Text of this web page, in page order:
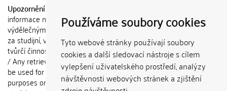
Používáme soubory cookies
Tyto webové stránky používají soubory
cookies a další sledovací nástroje s cílem
vylepšení uživatelského prostředí, analýzy
návštěvnosti webových stránek a zjištění
Upozornění / Notice:
informace nemohou být použity k
výdělečným účelům nebo vydávány
za studijní, vědeckou nebo jinou
tvůrčí činnost jiné osoby než autora.
/ Any retrieved information shall not
be used for any commercial
purposes or claimed as results of